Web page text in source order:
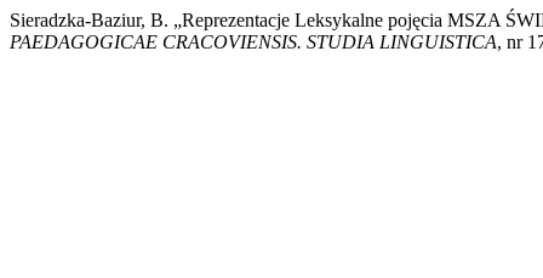
Sieradzka-Baziur, B. „Reprezentacje Leksykalne pojęcia MSZA
PAEDAGOGICAE CRACOVIENSIS. STUDIA LINGUISTICA, nr